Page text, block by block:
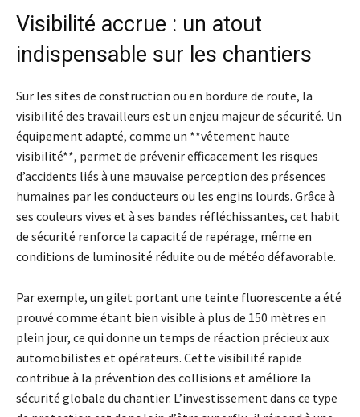
Visibilité accrue : un atout
indispensable sur les chantiers
Sur les sites de construction ou en bordure de route, la
visibilité des travailleurs est un enjeu majeur de sécurité. Un
équipement adapté, comme un **vêtement haute
visibilité**, permet de prévenir efficacement les risques
d’accidents liés à une mauvaise perception des présences
humaines par les conducteurs ou les engins lourds. Grâce à
ses couleurs vives et à ses bandes réfléchissantes, cet habit
de sécurité renforce la capacité de repérage, même en
conditions de luminosité réduite ou de météo défavorable.
Par exemple, un gilet portant une teinte fluorescente a été
prouvé comme étant bien visible à plus de 150 mètres en
plein jour, ce qui donne un temps de réaction précieux aux
automobilistes et opérateurs. Cette visibilité rapide
contribue à la prévention des collisions et améliore la
sécurité globale du chantier. L’investissement dans ce type